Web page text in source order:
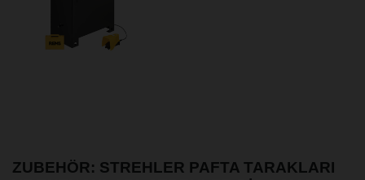
ZUBEHÖR: STREHLER PAFTA TARAKLARI